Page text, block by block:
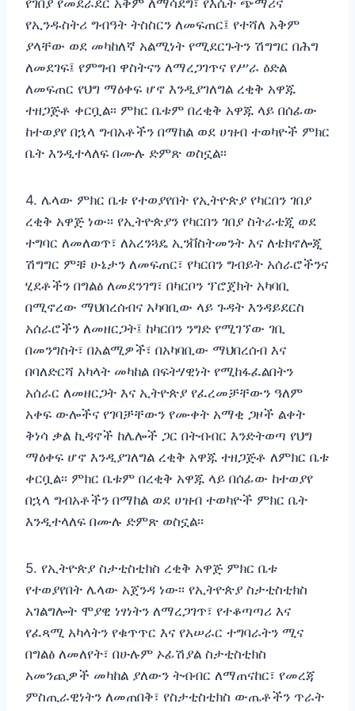
የገበያ የመደራደር አቅም ለማሳደግ፣ የእሴት ጭማሪና
የኢንዱስትሪ ግብዓት ትስስርን ለመፍጠር፤ የተሻለ አቅም
ያላቸው ወደ መካከለኛ አልሚነት የሚደርጉትን ሽግግር በሕግ
ለመደገፍ፤ የምግብ ዋስትናን ለማረጋገጥና የሥራ ዕድል
ለመፍጠር የህግ ማዕቀፍ ሆኖ እንዲያገለግል ረቂቅ አዋጁ
ተዘጋጅቶ ቀርቧል፡፡ ምክር ቤቱም በረቂቅ አዋጁ ላይ በሰፊው
ከተወያየ በኋላ ግብአቶችን በማከል ወደ ሀዝብ ተወካዮች ምክር
ቤት እንዲተላለፍ በሙሉ ድምጽ ወስኗል፡፡
4. ሌላው ምክር ቤቱ የተወያየበት የኢትዮጵያ የካርበን ገበያ
ረቂቅ አዋጅ ነው፡፡ የኢትዮጵያን የካርበን ገበያ ስትራቴጂ ወደ
ተግባር ለመለወጥ፣ ለአረንጓዴ ኢንቨስትመንት እና ለቴክኖሎጂ
ሽግግር ምቹ ሁኔታን ለመፍጠር፣ የካርበን ግብይት አሰራሮችንና
ሂደቶችን በግልፅ ለመደንገግ፣ በካርቦን ፕሮጀክት አካባቢ
በሚኖረው ማህበረሰብና አካባቢው ላይ ጉዳት እንዳይደርስ
አሰራሮችን ለመዘርጋት፤ ከካርበን ንግድ የሚገኘው ገቢ
በመንግስት፣ በአልሚዎች፣ በአካባቢው ማህበረሰብ እና
በባለድርሻ አካላት መካከል በፍትሃዊነት የሚከፋፈልበትን
አሰራር ለመዘርጋት እና ኢትዮጵያ የፈረመቻቸውን ዓለም
አቀፍ ውሎችና የገባቻቸውን የሙቀት አማቂ ጋዞች ልቀት
ቅነሳ ቃል ኪዳኖች ከሌሎች ጋር በትብብር እንድትወጣ የህግ
ማዕቀፍ ሆኖ እንዲያገለግል ረቂቅ አዋጁ ተዘጋጅቶ ለምክር ቤቱ
ቀርቧል፡፡ ምክር ቤቱም በረቂቅ አዋጁ ላይ በሰፊው ከተወያየ
በኋላ ግብአቶችን በማከል ወደ ሀዝብ ተወካዮች ምክር ቤት
እንዲተላለፍ በሙሉ ድምጽ ወስኗል፡፡
5. የኢትዮጵያ ስታቲስቲክስ ረቂቅ አዋጅ ምክር ቤቱ
የተወያየበት ሌላው አጀንዳ ነው፡፡ የኢትዮጵያ ስታቲስቲክስ
አገልግሎት ሞያዊ ነፃነትን ለማረጋገጥ፣ የተቆጣጣሪ እና
የፈጻሚ አካላትን የቁጥጥር እና የአሠራር ተግባራትን ሚና
በግልፅ ለመለየት፣ በሁሉም ኦፊሽያል ስታቲስቲክስ
አመንጪዎች መካከል ያለውን ትብብር ለማጠናከር፣ የመረጃ
ምስጢራዊነትን ለመጠበቅ፣ የስታቲስቲክስ ውጤቶችን ጥራት